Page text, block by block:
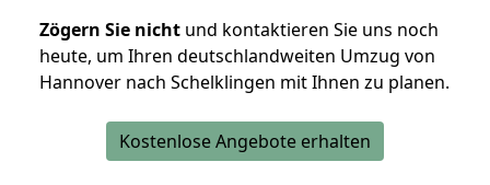
Zögern Sie nicht und kontaktieren Sie uns noch
heute, um Ihren deutschlandweiten Umzug von
Hannover nach Schelklingen mit Ihnen zu planen.
Kostenlose Angebote erhalten